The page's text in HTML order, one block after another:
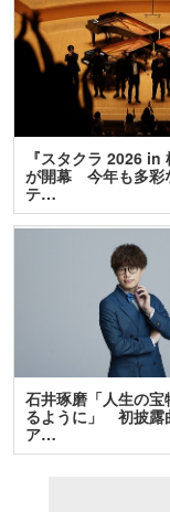
『スタクラ 2026 in
が開幕 今年も多彩
テ…
石井琢磨「人生の宝
るように」 初披露
ア…